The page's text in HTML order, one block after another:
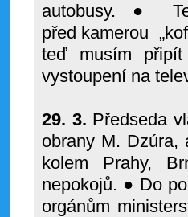
autobusy. ●
před kamerou
teď musím
vystoupení na
29. 3. Předseda
obrany M. Dzúra,
kolem Prahy,
nepokojů. ● Do
orgánům